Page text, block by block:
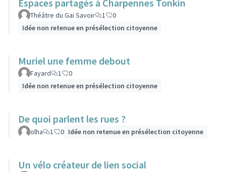
Espaces partagés à Charpennes Tonkin
Théâtre du Gai Savoir 1
0
Idée non retenue en présélection citoyenne
Muriel une femme debout
Fayard 1
0
Idée non retenue en présélection citoyenne
De quoi parlent les rues ?
olha 1 0 Idée non retenue en présélection citoyenne
Un vélo créateur de lien social